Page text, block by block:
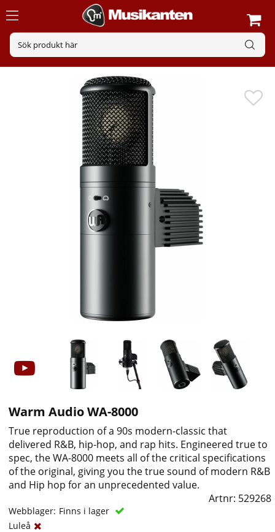
Warm Audio WA-8000
True reproduction of a 90s modern-classic that
delivered R&B, hip-hop, and rap hits. Engineered true to
spec, the WA-8000 meets all of the critical specifications
of the original, giving you the true sound of modern R&B
and Hip hop for an unprecedented value.
Artnr: 529268
Webblager: Finns i lager
Luleå